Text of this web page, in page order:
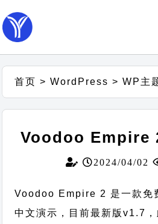
首页 >WordPress >WP主
Voodoo Empire
2024/04/02
Voodoo Empire 2 是一款免
中文演示，目前最新版v1.7